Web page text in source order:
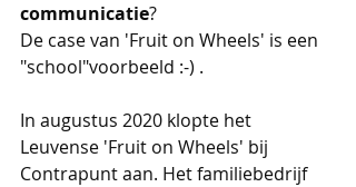
communicatie?
De case van 'Fruit on Wheels' is een
"school"voorbeeld :-) .
In augustus 2020 klopte het
Leuvense 'Fruit on Wheels' bij
Contrapunt aan. Het familiebedrijf